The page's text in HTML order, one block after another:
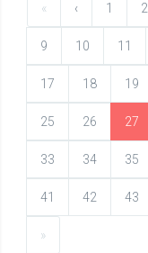
« ‹ 1 2
9 10 11
17 18 19
25 26 27
33 34 35
41 42 43
»